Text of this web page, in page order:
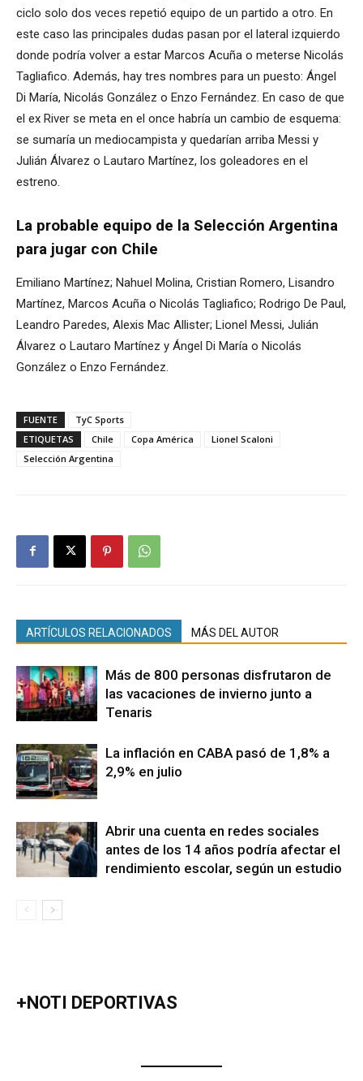
ciclo solo dos veces repetió equipo de un partido a otro. En
este caso las principales dudas pasan por el lateral izquierdo
donde podría volver a estar Marcos Acuña o meterse Nicolás
Tagliafico. Además, hay tres nombres para un puesto: Ángel
Di María, Nicolás González o Enzo Fernández. En caso de que
el ex River se meta en el once habría un cambio de esquema:
se sumaría un mediocampista y quedarían arriba Messi y
Julián Álvarez o Lautaro Martínez, los goleadores en el
estreno.
La probable equipo de la Selección Argentina
para jugar con Chile
Emiliano Martínez; Nahuel Molina, Cristian Romero, Lisandro
Martínez, Marcos Acuña o Nicolás Tagliafico; Rodrigo De Paul,
Leandro Paredes, Alexis Mac Allister; Lionel Messi, Julián
Álvarez o Lautaro Martínez y Ángel Di María o Nicolás
González o Enzo Fernández.
FUENTE
TyC Sports
ETIQUETAS
Chile Copa América
Lionel Scaloni
Selección Argentina
ARTÍCULOS RELACIONADOS MÁS DEL AUTOR
Más de 800 personas disfrutaron de
las vacaciones de invierno junto a
Tenaris
La inflación en CABA pasó de 1,8% a
2,9% en julio
Abrir una cuenta en redes sociales
antes de los 14 años podría afectar el
rendimiento escolar, según un estudio
+NOTI DEPORTIVAS